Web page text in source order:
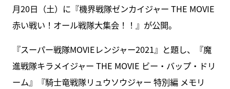
月20日（土）に『機界戦隊ゼンカイジャー THE MOVIE
赤い戦い！オール戦隊大集会！！』が公開。
『スーパー戦隊MOVIEレンジャー2021』と題し、『魔
進戦隊キラメイジャー THE MOVIE ビー・バップ・ドリ
ーム』『騎士竜戦隊リュウソウジャー 特別編 メモリ